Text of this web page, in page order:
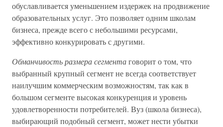
обуславливается уменьшением издержек на продвижение
образовательных услуг. Это позволяет одним школам
бизнеса, прежде всего с небольшими ресурсами,
эффективно конкурировать с другими.
Обманчивость размера сегментаговорит о том, что
выбранный крупный сегмент не всегда соответствует
наилучшим коммерческим возможностям, так как в
большом сегменте высокая конкуренция и уровень
удовлетворенности потребителей. Вуз (школа бизнеса),
выбирающий подобный сегмент, может нести убытки